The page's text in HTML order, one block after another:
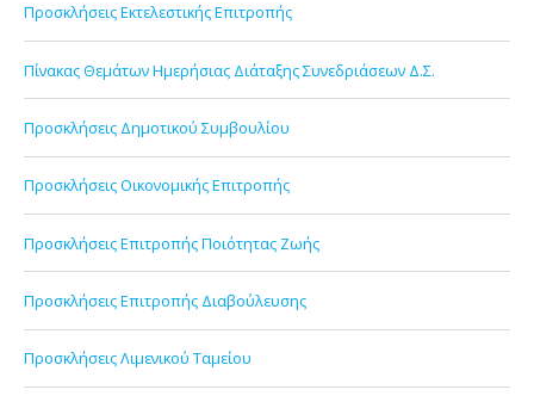
Προσκλήσεις Εκτελεστικής Επιτροπής
Πίνακας Θεμάτων Ημερήσιας Διάταξης Συνεδριάσεων Δ.Σ.
Προσκλήσεις Δημοτικού Συμβουλίου
Προσκλήσεις Οικονομικής Επιτροπής
Προσκλήσεις Επιτροπής Ποιότητας Ζωής
Προσκλήσεις Επιτροπής Διαβούλευσης
Προσκλήσεις Λιμενικού Ταμείου